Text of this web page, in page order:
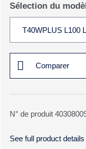
Sélection du
Comparer
N° de produit
See full product details